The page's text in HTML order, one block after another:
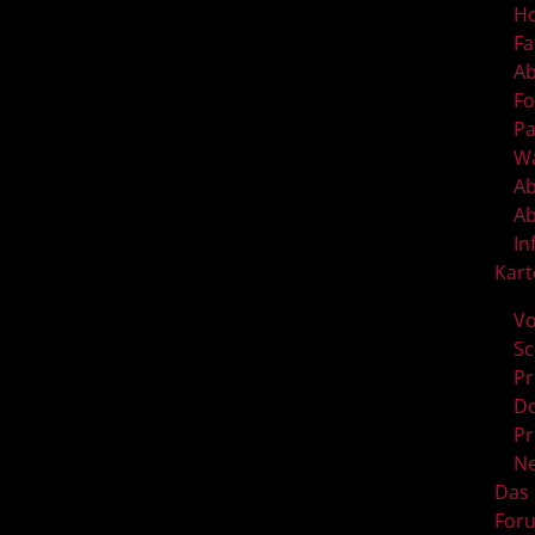
Das
FORUM AM SCHLOSSPARK GESAMT